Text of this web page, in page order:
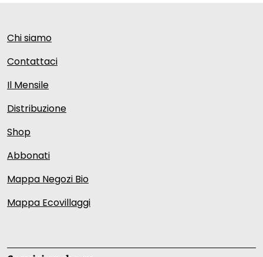
Chi siamo
Contattaci
Il Mensile
Distribuzione
Shop
Abbonati
Mappa Negozi Bio
Mappa Ecovillaggi